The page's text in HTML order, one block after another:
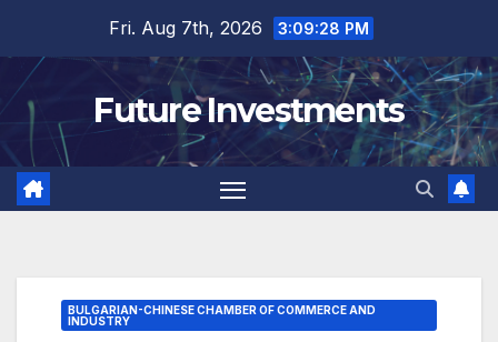
content
Fri. Aug 7th, 2026 3:09:29 PM
Future Investments
BULGARIAN-CHINESE CHAMBER OF COMMERCE AND
INDUSTRY